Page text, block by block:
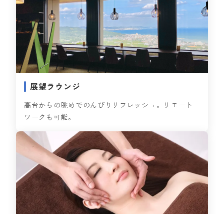
展望ラウンジ
高台からの眺めでのんびりリフレッシュ。リモート
ワークも可能。